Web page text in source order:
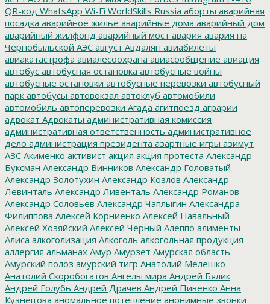
QR-код WhatsApp Wi-Fi WorldSkills Russia аборты аварийная
посадка аварийное жилье аварийные дома аварийный дом
аварийный жилфонд аварийный мост авария авария на
Чернобыльской АЭС август Авдалян авиабилеты
авиакатастрофа авиалесоохрана авиасообщение авиация
автобус автобусная остановка автобусные войны
автобусные остановки автобусные перевозки автобусный
парк автобусы автовокзал автоклуб автомобили
автомобиль автоперевозки Агада агитпоезд аграрии
адвокат Адвокаты административная комиссия
административная ответственность административное
дело администрация президента азартные игры азимут
АЗС Акименко активист акция акция протеста Александр
Буксман Александр Винников Александр Головатый
Александр Золотухин Александр Козлов Александр
Левинталь Александр Ливенталь Александр Романов
Александр Соловьев Александр Чаплыгин Александра
Филиппова Алексей Корниенко Алексей Навальный
Алексей Хозяйский Алексей Черный Алеппо алименты
Алиса алкоголизация Алкоголь алкогольная продукция
аллергия альманах Амур Амурзет Амурская область
Амурский полоз амурский тигр Анатолий Мелешко
Анатолий Скоробогатов Ангелы мира Андрей Бялик
Андрей Голубь Андрей Драчев Андрей Пивенко Анна
Кузнецова аномальное потепление анонимные звонки